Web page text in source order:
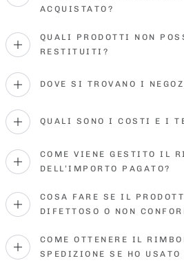
ACQUISTATO?
QUALI PRODOTTI NON
RESTITUITI?
DOVE SI TROVANO I
QUALI SONO I COSTI E I
COME VIENE GESTITO IL
DELL’IMPORTO PAGATO?
COSA FARE SE IL
DIFETTOSO O NON
COME OTTENERE IL
SPEDIZIONE SE HO USATO